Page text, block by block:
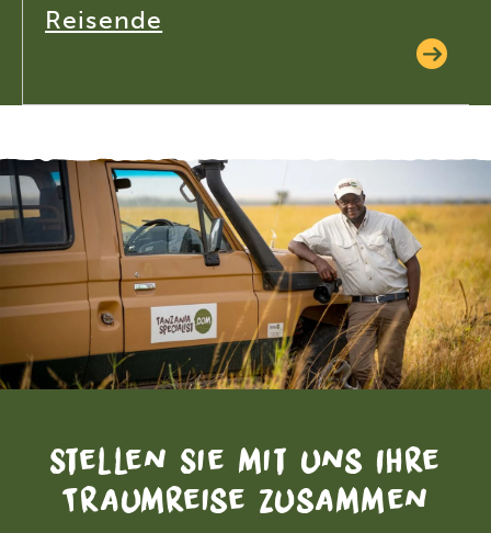
Reisende
Stellen Sie mit uns Ihre
Traumreise zusammen